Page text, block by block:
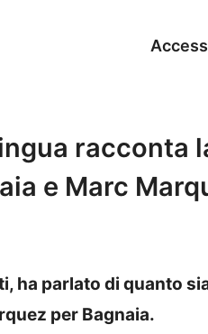
racconta
e Marc
ha parlato di quanto
per Bagnaia.